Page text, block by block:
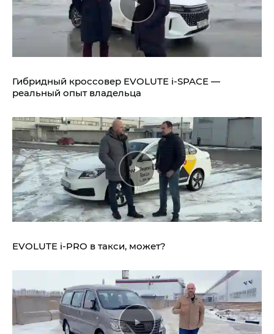
Гибридный кроссовер EVOLUTE i‑SPACE —
реальный опыт владельца
EVOLUTE i‑PRO в такси, может?